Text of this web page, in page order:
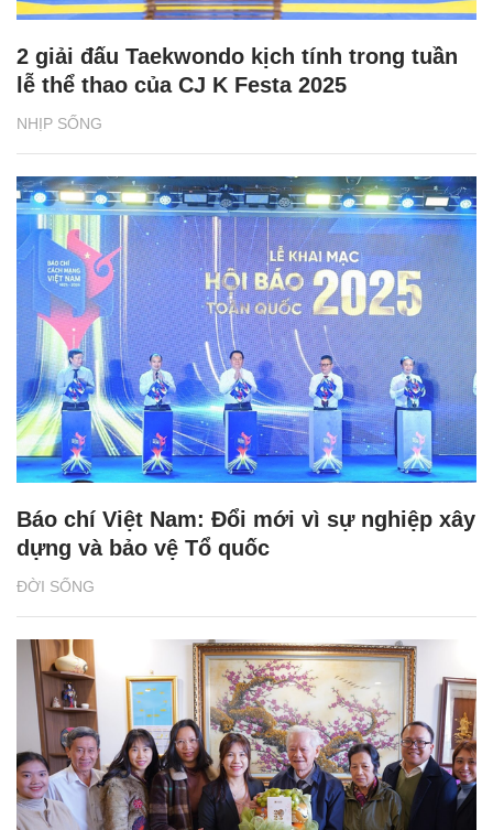
NHỊP SỐNG
2 giải đấu Taekwondo kịch tính trong tuần
lễ thể thao của CJ K Festa 2025
ĐỜI SỐNG
Báo chí Việt Nam: Đổi mới vì sự nghiệp xây
dựng và bảo vệ Tổ quốc